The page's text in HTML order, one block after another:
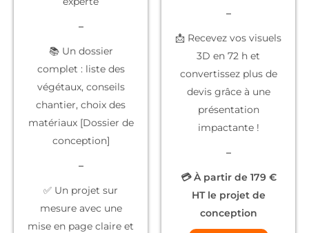
–
📚 Un dossier
complet : liste des
végétaux, conseils
chantier, choix des
matériaux [Dossier de
conception]
–
✅ Un projet sur
mesureavec une
mise en page claire et
–
📩 Recevez vos visuels
3D en 72 h et
convertissez plus de
devis grâce à une
présentation
impactante !
–
💳 À partir de 179 €
HT le projet de
conception